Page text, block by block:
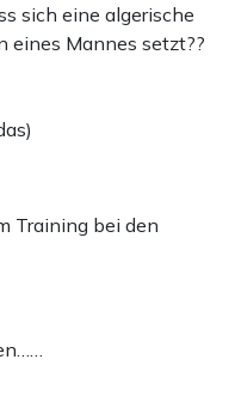
sich eine algerische
eines Mannes setzt??
Training bei den